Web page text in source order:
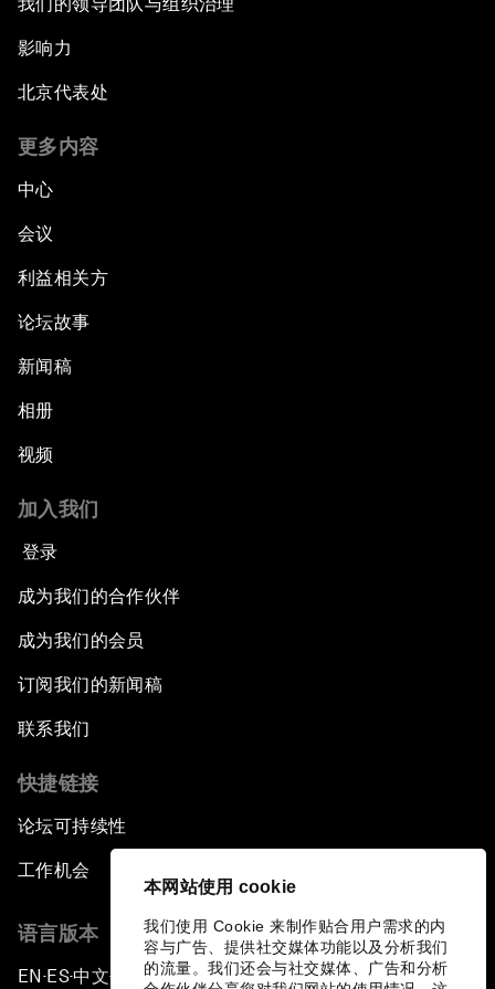
本网站使用 cookie
我们使用 Cookie 来制作贴合用户需求的内
容与广告、提供社交媒体功能以及分析我们
的流量。我们还会与社交媒体、广告和分析
影响力
北京代表处
更多内容
中心
会议
利益相关方
论坛故事
新闻稿
相册
视频
加入我们
登录
成为我们的合作伙伴
成为我们的会员
订阅我们的新闻稿
联系我们
快捷链接
论坛可持续性
工作机会
语言版本
EN ▪ES▪中文▪ 日本語